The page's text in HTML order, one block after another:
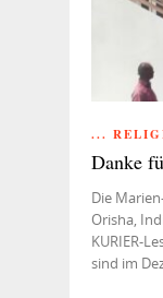
...
Danke
Die
Orisha,
KURIER-
sind im